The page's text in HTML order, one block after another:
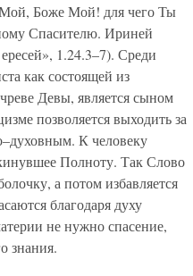
Мой, Боже Мой! для чего Ты
Спасителю. Ириней
1.24.3–7). Среди
как состоящей из
Девы, является сыном
позволяется выходить за
К человеку
Полноту. Так Слово
а потом избавляется
благодаря духу
не нужно спасение,
знания.